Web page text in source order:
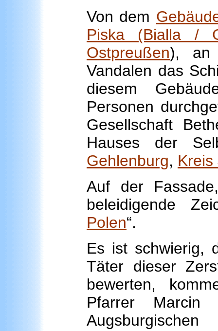
Von dem
Piska (Bialla /
Ostpreußen), an
Vandalen das
diesem
Personen
Gesellschaft
Hauses der
Gehlenburg, Kreis
Auf der
beleidigende
Polen“.
Es ist schwierig,
Täter dieser
bewerten,
Pfarrer Marcin